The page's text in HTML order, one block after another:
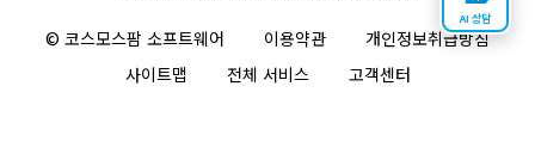
© 코스모스팜 소프트웨어 이용약관
개인정보취급방침
사이트맵
전체 서비스 고객센터
AI 상담